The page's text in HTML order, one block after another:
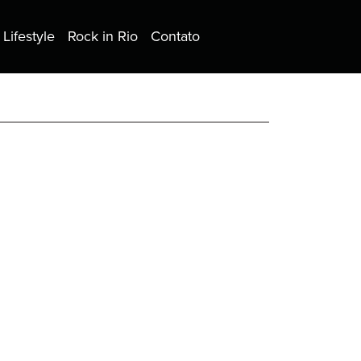
Lifestyle Rock in Rio Contato